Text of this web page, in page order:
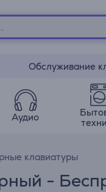
Обслуживание
Аудио
клавиатуры
-